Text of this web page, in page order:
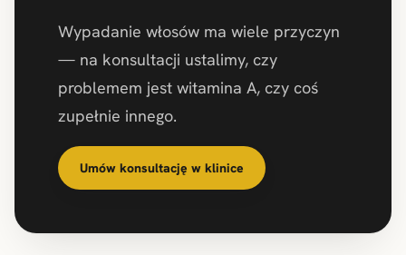
Wypadanie włosów ma wiele przyczyn
— na konsultacji ustalimy, czy
problemem jest witamina A, czy coś
zupełnie innego.
Umów konsultację w klinice